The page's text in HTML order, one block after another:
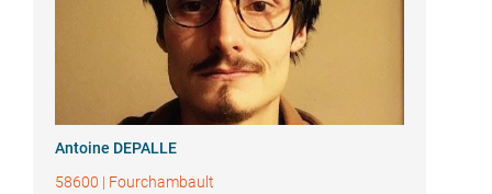
Antoine DEPALLE
58600 | Fourchambault